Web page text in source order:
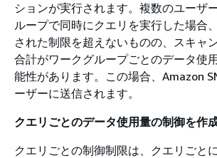
ションが実行されます。複数のユーザ
ループで同時にクエリを実行した場合
された制限を超えないものの、スキャ
合計がワークグループごとのデータ使
能性があります。この場合、Amazon
ーザーに送信されます。
クエリごとのデータ使用量の制御を作
クエリごとの制御制限は、クエリごと